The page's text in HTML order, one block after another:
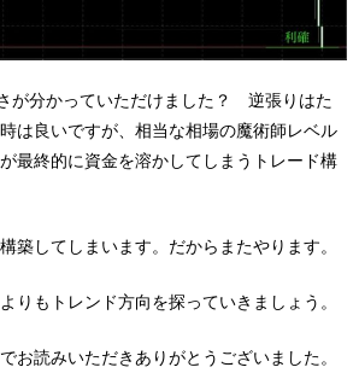
が分かっていただけました？ 逆張りはた
は良いですが、相当な相場の魔術師レベル
最終的に資金を溶かしてしまうトレード構
築してしまいます。だからまたやります。
りもトレンド方向を探っていきましょう。
お読みいただきありがとうございました。